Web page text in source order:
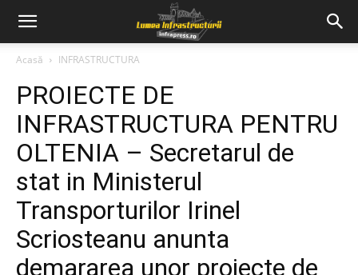
Acasă INFRASTRUCTURA
PROIECTE DE
INFRASTRUCTURA PENTRU
OLTENIA – Secretarul de
stat in Ministerul
Transporturilor Irinel
Scriosteanu anunta
demararea unor proiecte de